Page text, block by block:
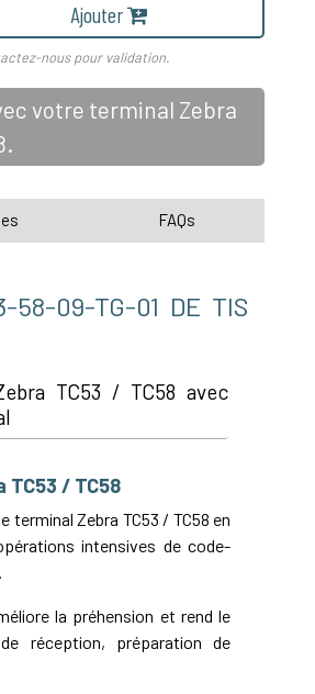
Ajouter
nous pour validation.
votre terminal Zebra
FAQs
58-09-TG-01 DE TIS
TC53 / TC58 avec
TC53 / TC58
Zebra TC53 / TC58 en
intensives de code-
la préhension et rend le
réception, préparation de